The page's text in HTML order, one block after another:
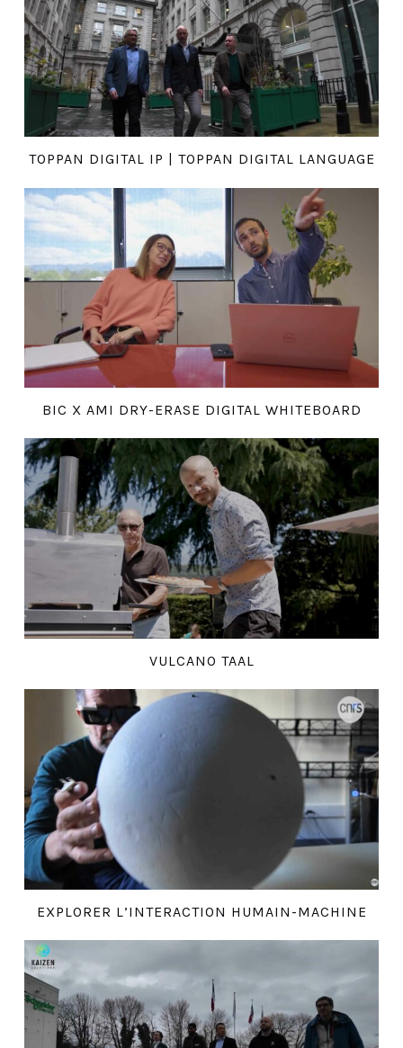
TOPPAN DIGITAL IP | TOPPAN DIGITAL LANGUAGE
BIC X AMI DRY-ERASE DIGITAL WHITEBOARD
VULCANO TAAL
EXPLORER L’INTERACTION HUMAIN-MACHINE